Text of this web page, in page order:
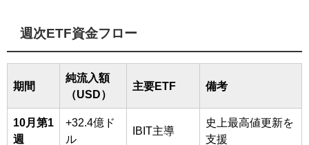
週次ETF資金フロー
期間
純流入額
（USD）
主要ETF 備考
10月第1
週
+32.4億ド
ル
IBIT主導
史上最高値更新を
支援